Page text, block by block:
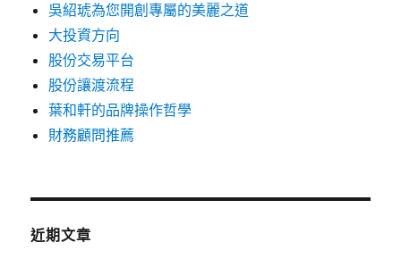
吳紹琥為您開創專屬的美麗之道
大投資方向
股份交易平台
股份讓渡流程
葉和軒的品牌操作哲學
財務顧問推薦
近期文章